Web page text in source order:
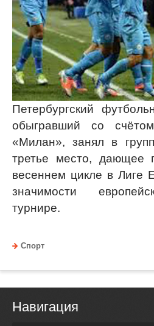
Петербургский
обыгравший со
«Милан», занял в
третье место, дающее
весеннем цикле в Лиге
значимости
турнире.
Спорт
Навигация